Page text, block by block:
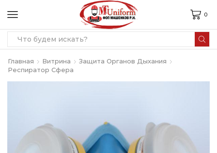
0
Главная Витрина
Защита Органов Дыхания
Респиратор Сфера